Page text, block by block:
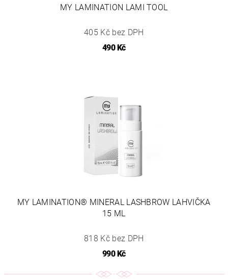
MY LAMINATION LAMI TOOL
405 Kč bez DPH
490 Kč
MY LAMINATION® MINERAL LASHBROW LAHVIČKA
15 ML
818 Kč bez DPH
990 Kč